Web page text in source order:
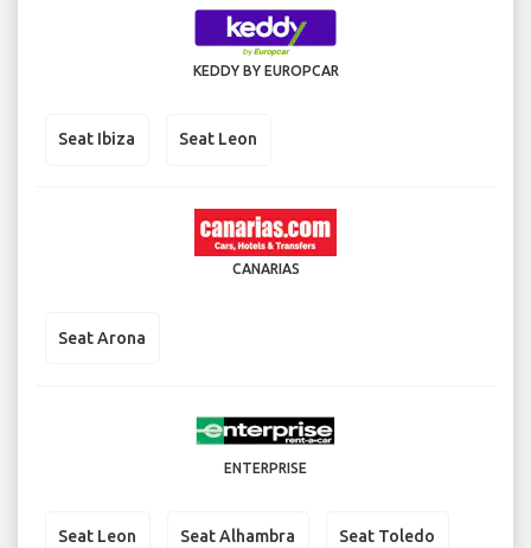
KEDDY BY EUROPCAR
Seat Ibiza Seat Leon
CANARIAS
Seat Arona
ENTERPRISE
Seat Leon Seat Alhambra Seat Toledo